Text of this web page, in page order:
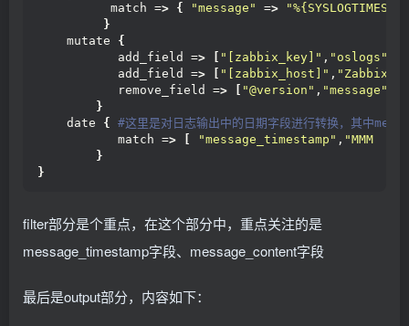
          match =
> { "message" =>
}
    mutate
{
           add_field =
> "[zabbix_key]" , "oslogs"
           add_field =
> "[zabbix_host]" , "Zabbix
           remove_field =
> "@version" , "message"
}
    date
{
#这里是对日志输出中的日期字段进行转换，其中
           match =
> "message_timestamp" , "MMM  d
}
}
filter部分是个重点，在这个部分中，重点关注的是
message_timestamp字段、message_content字段
最后是output部分，内容如下：